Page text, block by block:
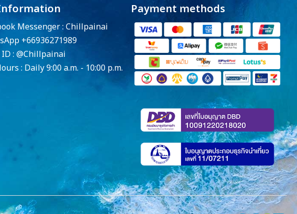
Messenger : Chillpainai
+66936271989
: @Chillpainai
: Daily 9:00 a.m. - 10:00 p.m.
Payment methods